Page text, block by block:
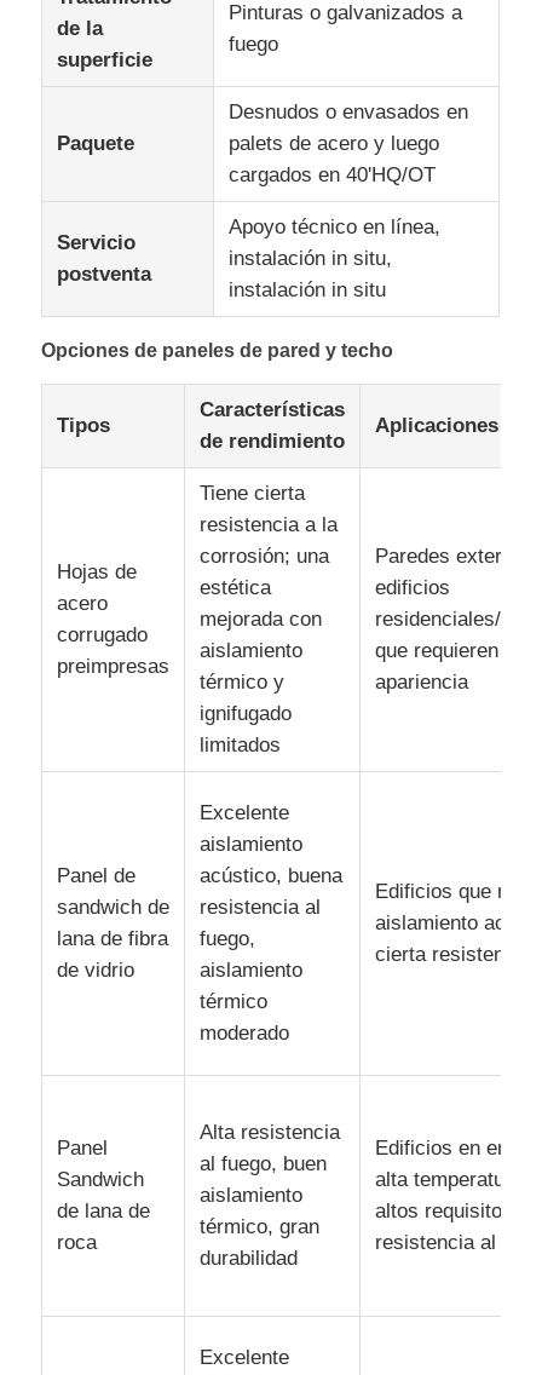
de la
superficie
Pinturas o galvanizados a
fuego
Paquete
Desnudos o envasados en
palets de acero y luego
cargados en 40'HQ/OT
Servicio
postventa
Apoyo técnico en línea,
instalación in situ,
instalación in situ
Opciones de paneles de pared y techo
Tipos
Características
de rendimiento
Aplicaciones
Hojas de
acero
corrugado
preimpresas
Tiene cierta
resistencia a la
corrosión; una
estética
mejorada con
aislamiento
térmico y
ignifugado
limitados
Paredes
edificios
residenciales/
que requieren una
apariencia
Panel de
sandwich de
lana de fibra
de vidrio
Excelente
aislamiento
acústico, buena
resistencia al
fuego,
aislamiento
térmico
moderado
Edificios que
aislamiento
cierta resistencia
Panel
Sandwich
de lana de
roca
Alta resistencia
al fuego, buen
aislamiento
térmico, gran
durabilidad
Edificios en
alta temperatura
altos requisitos de
resistencia al
Excelente